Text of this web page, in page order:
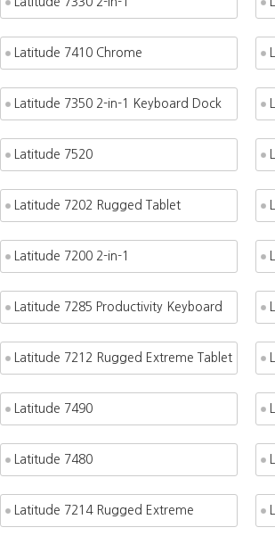
Latitude 7410 Chrome
Latitude 7350 2-in-1 Keyboard Dock
Latitude 7520
Latitude 7202 Rugged Tablet
Latitude 7200 2-in-1
Latitude 7285 Productivity Keyboard
Latitude 7212 Rugged Extreme Tablet
Latitude 7490
Latitude 7480
Latitude 7214 Rugged Extreme